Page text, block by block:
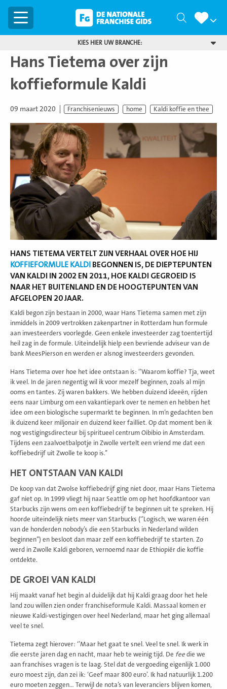
Menu Zoeken
KIES HIER UW BRANCHE:
Hans Tietema over zijn
koffieformule Kaldi
09 maart 2020 Franchisenieuws home Kaldi koffie en thee
HANS TIETEMA VERTELT ZIJN VERHAAL OVER HOE HIJ
KOFFIEFORMULE KALDI BEGONNEN IS, DE DIEPTEPUNTEN
VAN KALDI IN 2002 EN 2011, HOE KALDI GEGROEID IS
NAAR HET BUITENLAND EN DE HOOGTEPUNTEN VAN
AFGELOPEN 20 JAAR.
Kaldi begon zijn bestaan in 2000, waar Hans Tietema samen met zijn
inmiddels in 2009 vertrokken zakenpartner in Rotterdam hun formule
aan investeerders voorlegde. Geen enkele investeerder zag toentertijd
heil zag in de formule. Uiteindelijk hielp een bevriende adviseur van de
bank MeesPierson en werden er alsnog investeerders gevonden.
Hans Tietema over hoe het idee ontstaan is: ‘’Waarom koffie? Tja, weet
ik veel. In de jaren negentig wil ik voor mezelf beginnen, zoals al mijn
ooms en tantes. Zij waren bakkers. We hebben duizend ideeën, rijden
eens naar Limburg om een vakantiepark over te nemen en hebben het
idee om een biologische supermarkt te beginnen. In m’n gedachten ben
ik duizend keer miljonair en duizend keer failliet. Op dat moment ben ik
nog vestigingsdirecteur bij spiritueel centrum Oibibio in Amsterdam.
Tijdens een zaalvoetbalpotje in Zwolle vertelt een vriend me dat een
koffiebedrijf uit Zwolle te koop is.’’
HET ONTSTAAN VAN KALDI
De koop van dat Zwolse koffiebedrijf ging niet door, maar Hans Tietema
gaf niet op. In 1999 vliegt hij naar Seattle om op het hoofdkantoor van
Starbucks zijn wens om een koffiebedrijf te beginnen uit te spreken. Hij
hoorde uiteindelijk niets meer van Starbucks (‘’Logisch, we waren één
van de honderden nobody’s die een Starbucks in Nederland wilden
beginnen’’) en besloot dan maar zelf een koffiebedrijf te starten. Zo
werd in Zwolle Kaldi geboren, vernoemd naar de Ethiopiër die koffie
ontdekte.
DE GROEI VAN KALDI
Hij maakt vanaf het begin al duidelijk dat hij Kaldi graag door het hele
land zou willen zien onder franchiseformule Kaldi. Massaal komen er
nieuwe Kaldi-vestigingen over heel Nederland, maar het ging allemaal
veel te snel.
Tietema zegt hierover: ‘’Maar het gaat te snel. Veel te snel. Ik werk in
die eerste jaren dag en nacht, maar heb te weinig tijd. De fee die we
aan franchises vragen is te laag. Stel dat de vergoeding eigenlijk 1.000
euro moest zijn, dan zei ik: ‘Geef maar 800 euro’. Ik had natuurlijk 1.200
euro moeten zeggen… Terwijl de nota’s van leveranciers blijven komen,